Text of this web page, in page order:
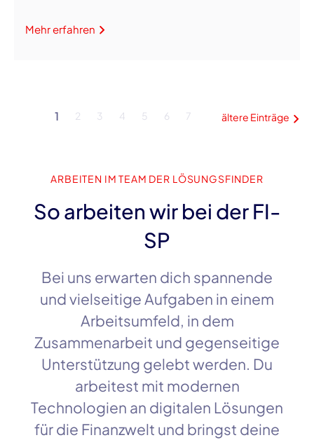
Mehr erfahren
1 2 3 4 5 6 7 ältere Einträge
ARBEITEN IM TEAM DER LÖSUNGSFINDER
So arbeiten wir bei der FI-
SP
Bei uns erwarten dich spannende
und vielseitige Aufgaben in einem
Arbeitsumfeld, in dem
Zusammenarbeit und gegenseitige
Unterstützung gelebt werden. Du
arbeitest mit modernen
Technologien an digitalen Lösungen
für die Finanzwelt und bringst deine